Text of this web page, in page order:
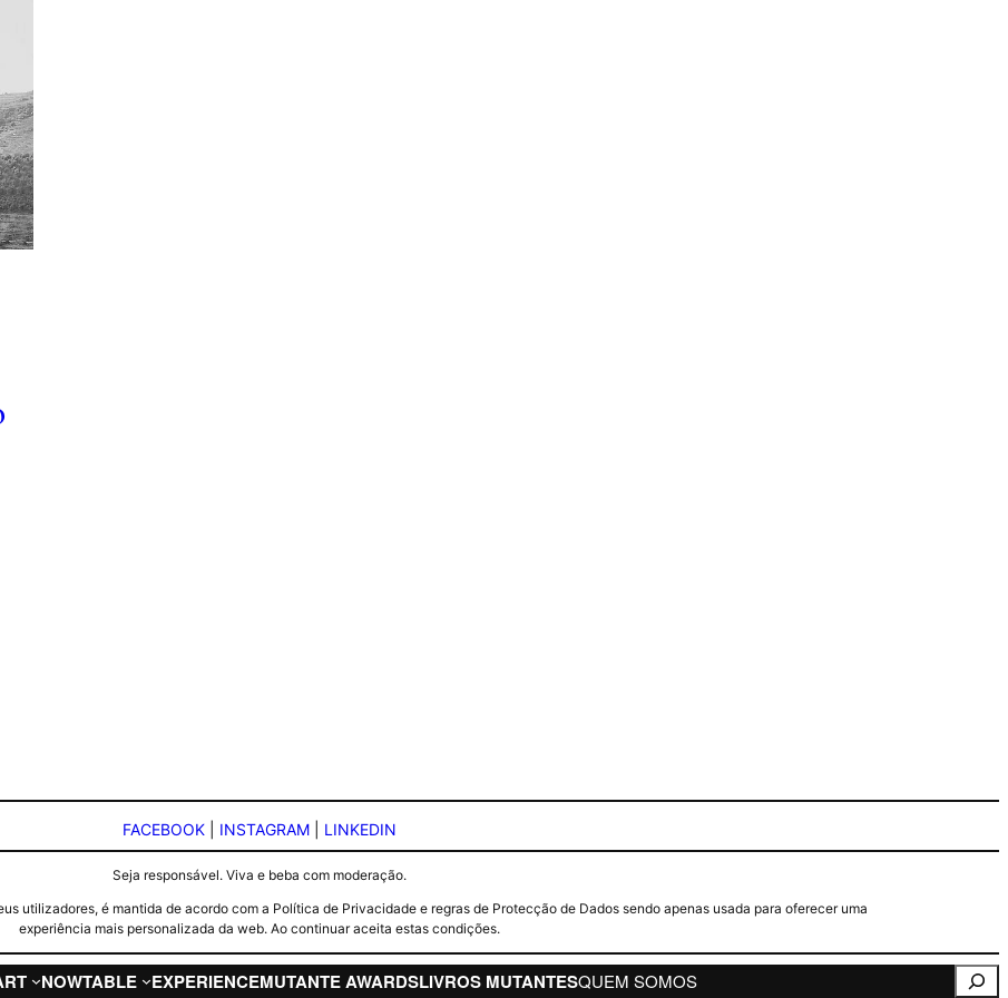
FACEBOOK INSTAGRAM LINKEDIN
Seja responsável. Viva e beba com moderação.
utilizadores, é mantida de acordo com a Política de Privacidade e regras de Protecção de Dados sendo apenas usada para oferecer uma
experiência mais personalizada da web. Ao continuar aceita estas condições.
NOWTABLE EXPERIENCEMUTANTE AWARDSLIVROS MUTANTESQUEM SOMOS